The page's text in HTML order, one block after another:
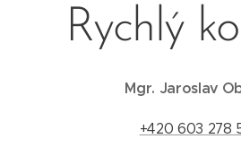
Rychlý
Mgr. Jaroslav
+420 603 278